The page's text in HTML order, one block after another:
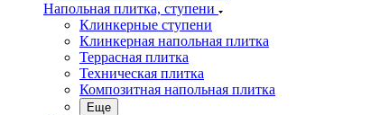
Напольная плитка, ступени
Клинкерные ступени
Клинкерная напольная плитка
Террасная плитка
Техническая плитка
Композитная напольная плитка
Еще